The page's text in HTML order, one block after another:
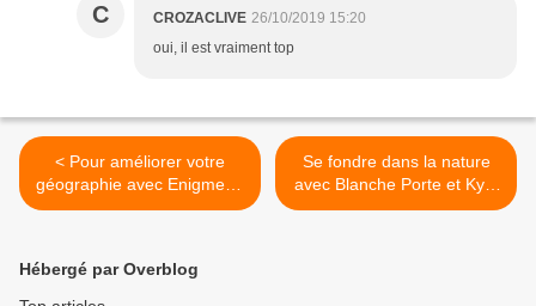
C CROZACLIVE 26/10/2019 15:20
oui, il est vraiment top
< Pour améliorer votre
géographie avec Enigmes -
Villes et Pays de Bioviva
Se fondre dans la nature
avec Blanche Porte et Kyoi
>
Hébergé par Overblog